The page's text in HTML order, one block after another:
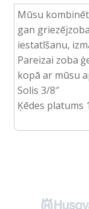
Mūsu
gan
iestatīšanu,
Pareizai zoba
kopā ar mūsu
Solis 3/8″
Ķēdes platums